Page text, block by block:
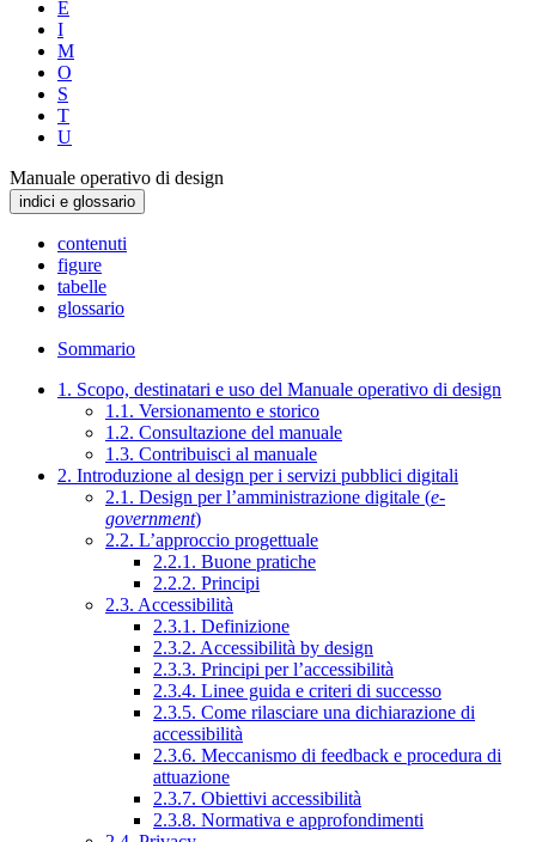
E
I
M
O
S
T
U
Manuale operativo di design
indici e glossario
contenuti
figure
tabelle
glossario
Sommario
1. Scopo, destinatari e uso del Manuale operativo di design
1.1. Versionamento e storico
1.2. Consultazione del manuale
1.3. Contribuisci al manuale
2. Introduzione al design per i servizi pubblici digitali
2.1. Design per l’amministrazione digitale (e-
government)
2.2. L’approccio progettuale
2.2.1. Buone pratiche
2.2.2. Principi
2.3. Accessibilità
2.3.1. Definizione
2.3.2. Accessibilità by design
2.3.3. Principi per l’accessibilità
2.3.4. Linee guida e criteri di successo
2.3.5. Come rilasciare una dichiarazione di
accessibilità
2.3.6. Meccanismo di feedback e procedura di
attuazione
2.3.7. Obiettivi accessibilità
2.3.8. Normativa e approfondimenti